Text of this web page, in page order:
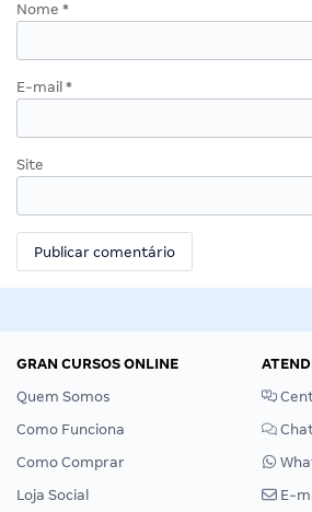
Nome *
E-mail *
Site
GRAN CURSOS ONLINE
Quem Somos
Como Funciona
Como Comprar
Loja Social
E-